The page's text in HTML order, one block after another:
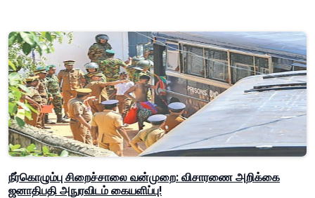
நீர்கொழும்பு சிறைச்சாலை வன்முறை: விசாரணை அறிக்கை
ஜனாதிபதி அநுரவிடம் கையளிப்பு!